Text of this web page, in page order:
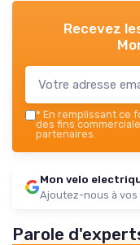
Recevez
* En remplissant ce
des fins
partenaires.
Mon velo
Ajoutez-nous à
Parole